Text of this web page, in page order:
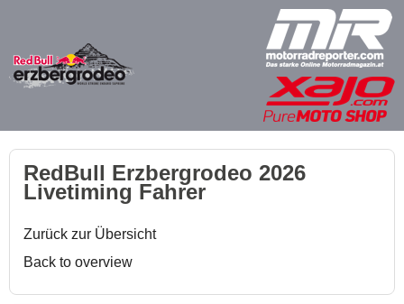
RedBull Erzbergrodeo 2026
Livetiming Fahrer
Zurück zur Übersicht
Back to overview